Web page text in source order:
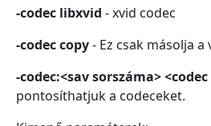
-codec libxvid - xvid codec
-codec copy- Ez csak másolja a
-codec:<sav sorszáma>
pontosíthatjuk a codeceket.